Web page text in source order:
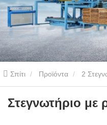
Σπίτι Προϊόντα 2
2.5m3/h Στεγνωτήριο Καπλαμά
Στεγνωτήριο με